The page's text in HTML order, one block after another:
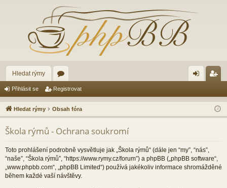
Hledat rýmy
ór
a lá
sit
ist
ro
Přihlásit se Registrovat
Hledat rýmy Obsah fóra
Škola rýmů - Ochrana soukromí
Toto prohlášení podrobně vysvětluje jak „Škola rýmů“ (dále jen “my”, “nás”,
“naše”, “Škola rýmů”, “https://www.rymy.cz/forum”) a phpBB („phpBB software“,
„www.phpbb.com“, „phpBB Limited“) používá jakékoliv informace shromážděné
během každé vaší návštěvy.